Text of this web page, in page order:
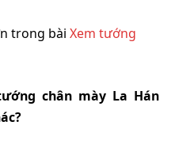
trong bài Xem tướng
chân mày La Hán